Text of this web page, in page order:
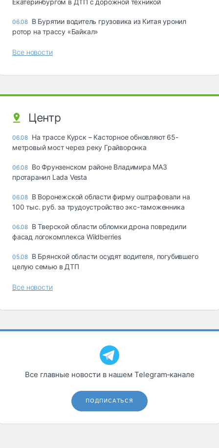
Екатеринбургом в ДТП с дорожной техникой
06.08 В Бурятии водитель грузовика из Китая уронил
ротор на трассу «Байкал»
Все новости
Центр
06.08 На трассе Курск – Касторное обновляют 65-
метровый мост через реку Грайворонка
06.08 Во Фрунзенском районе Владимира МАЗ
протаранил Lada Vesta
06.08 В Воронежской области фирму оштрафовали на
100 тыс. руб. за трудоустройство экс-таможенника
06.08 В Тверской области обломки дрона повредили
фасад логокомплекса Wildberries
05.08 В Брянской области осудят водителя, погубившего
целую семью в ДТП
Все новости
Все главные новости в нашем Telegram‑канале
ПОДПИСАТЬСЯ